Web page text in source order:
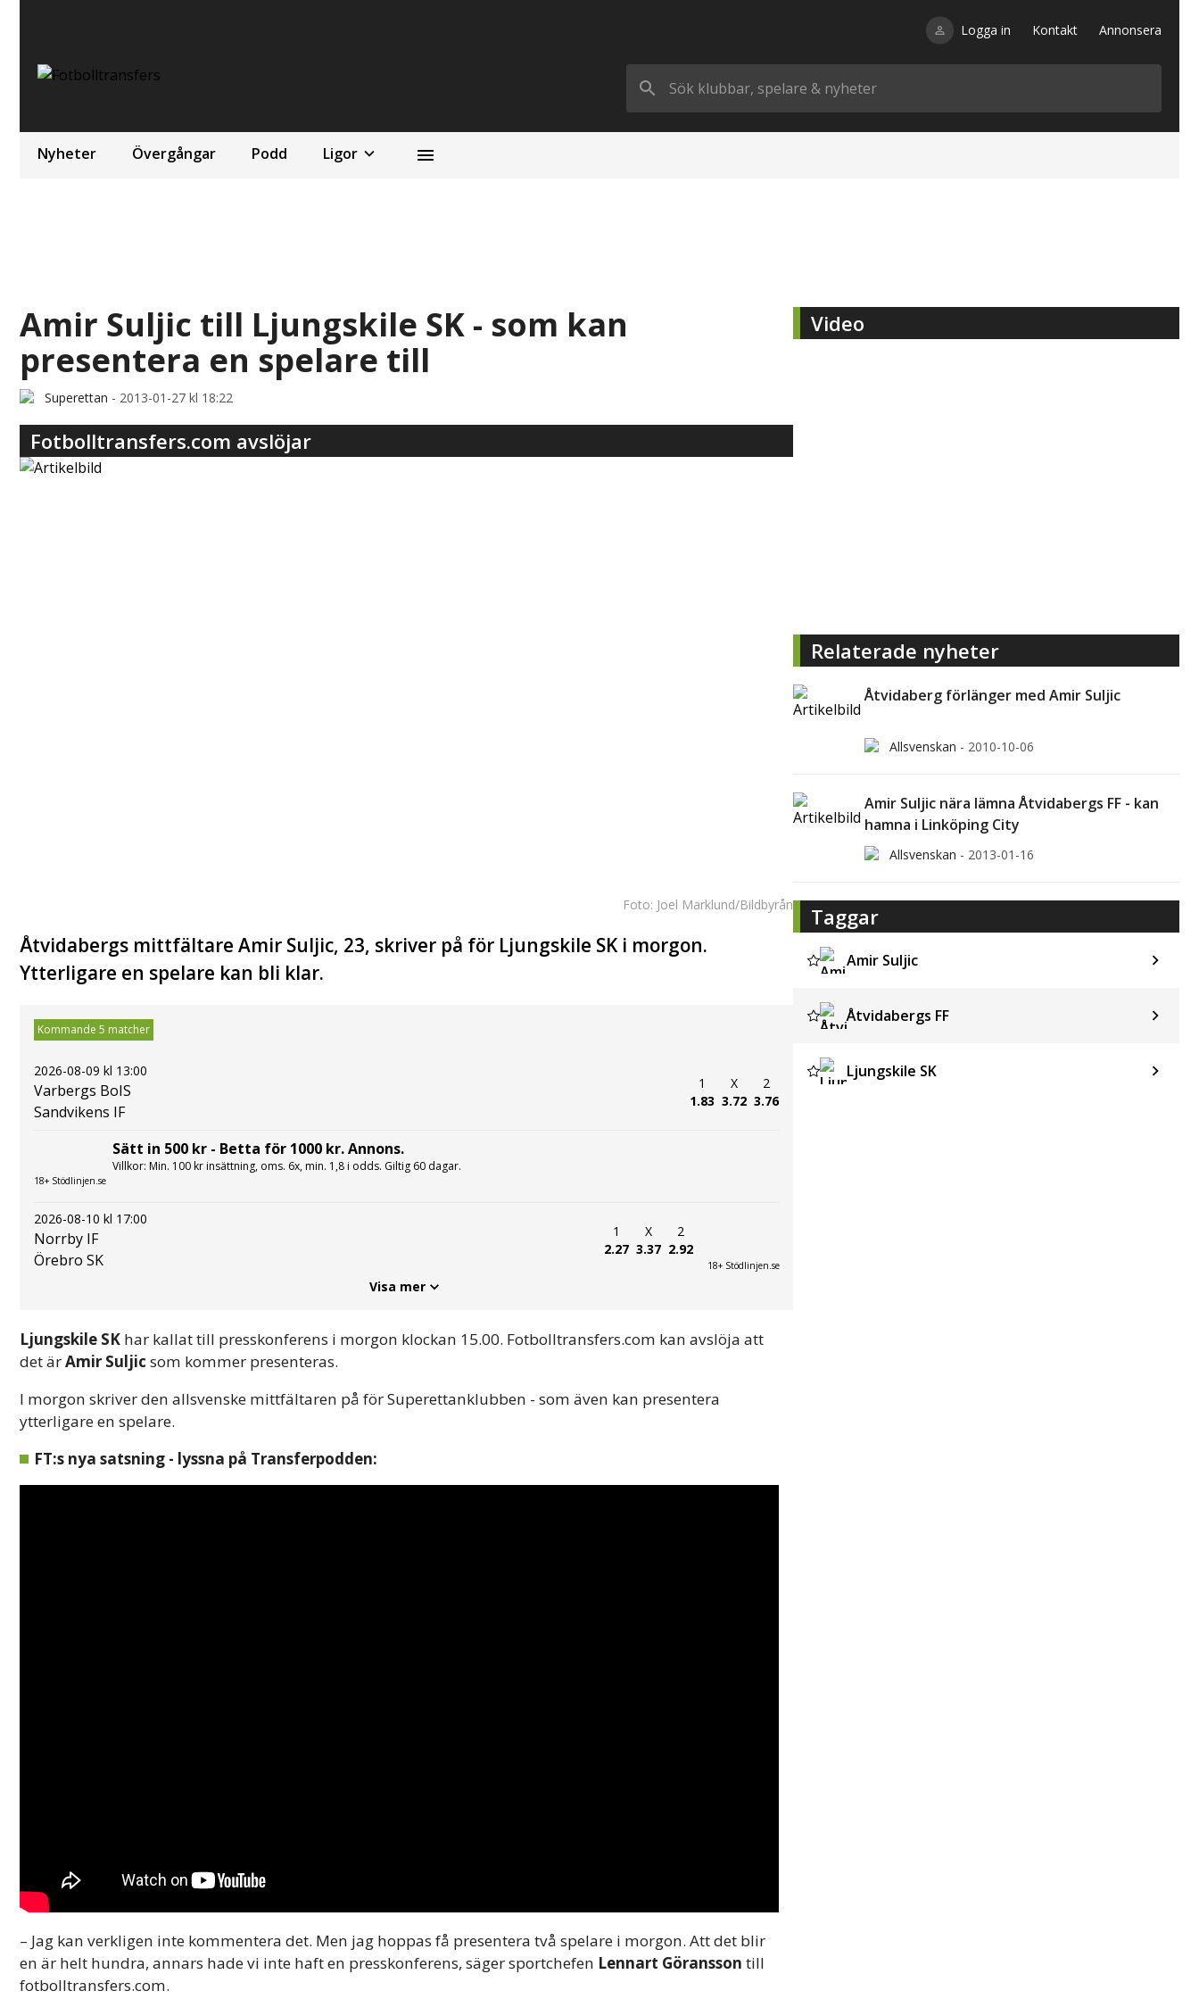
Logga in Kontakt Annonsera
Nyheter Övergångar Podd Ligor
Amir Suljic till Ljungskile SK - som kan
presentera en spelare till
Superettan - 2013-01-27 kl 18:22
Fotbolltransfers.com avslöjar
Foto: Joel Marklund/Bildbyrån
Åtvidabergs mittfältare Amir Suljic, 23, skriver på för Ljungskile SK i morgon.
Ytterligare en spelare kan bli klar.
Kommande 5 matcher
2026-08-09 kl 13:00
Varbergs BoIS
Sandvikens IF
1
1.83
X
3.72
2
3.76
18+ Stödlinjen.se
Sätt in 500 kr - Betta för 1000 kr. Annons.
Villkor: Min. 100 kr insättning, oms. 6x, min. 1,8 i odds. Giltig 60 dagar.
2026-08-10 kl 17:00
Norrby IF
Örebro SK
1
2.27
X
3.37
2
2.92
18+ Stödlinjen.se
Visa mer
Ljungskile SK har kallat till presskonferens i morgon klockan 15.00. Fotbolltransfers.com kan avslöja att
det ärAmir Suljic som kommer presenteras.
I morgon skriver den allsvenske mittfältaren på för Superettanklubben - som även kan presentera
ytterligare en spelare.
FT:s nya satsning - lyssna på Transferpodden:
– Jag kan verkligen inte kommentera det. Men jag hoppas få presentera två spelare i morgon. Att det blir
en är helt hundra, annars hade vi inte haft en presskonferens, säger sportchefen Lennart Göransson till
fotbolltransfers.com.
Video
Relaterade nyheter
Åtvidaberg förlänger med Amir Suljic
Allsvenskan - 2010-10-06
Amir Suljic nära lämna Åtvidabergs FF - kan
hamna i Linköping City
Allsvenskan - 2013-01-16
Taggar
Amir Suljic
Åtvidabergs FF
Ljungskile SK